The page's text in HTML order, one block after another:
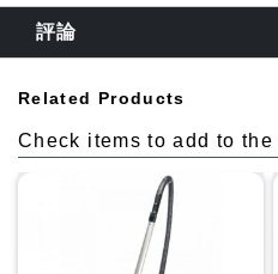
評論
Related Products
Check items to add to